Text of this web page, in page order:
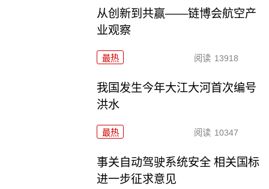
从创新到共赢——链博会航空产
业观察
最热 阅读 13918
我国发生今年大江大河首次编号
洪水
最热 阅读 10347
事关自动驾驶系统安全 相关国标
进一步征求意见